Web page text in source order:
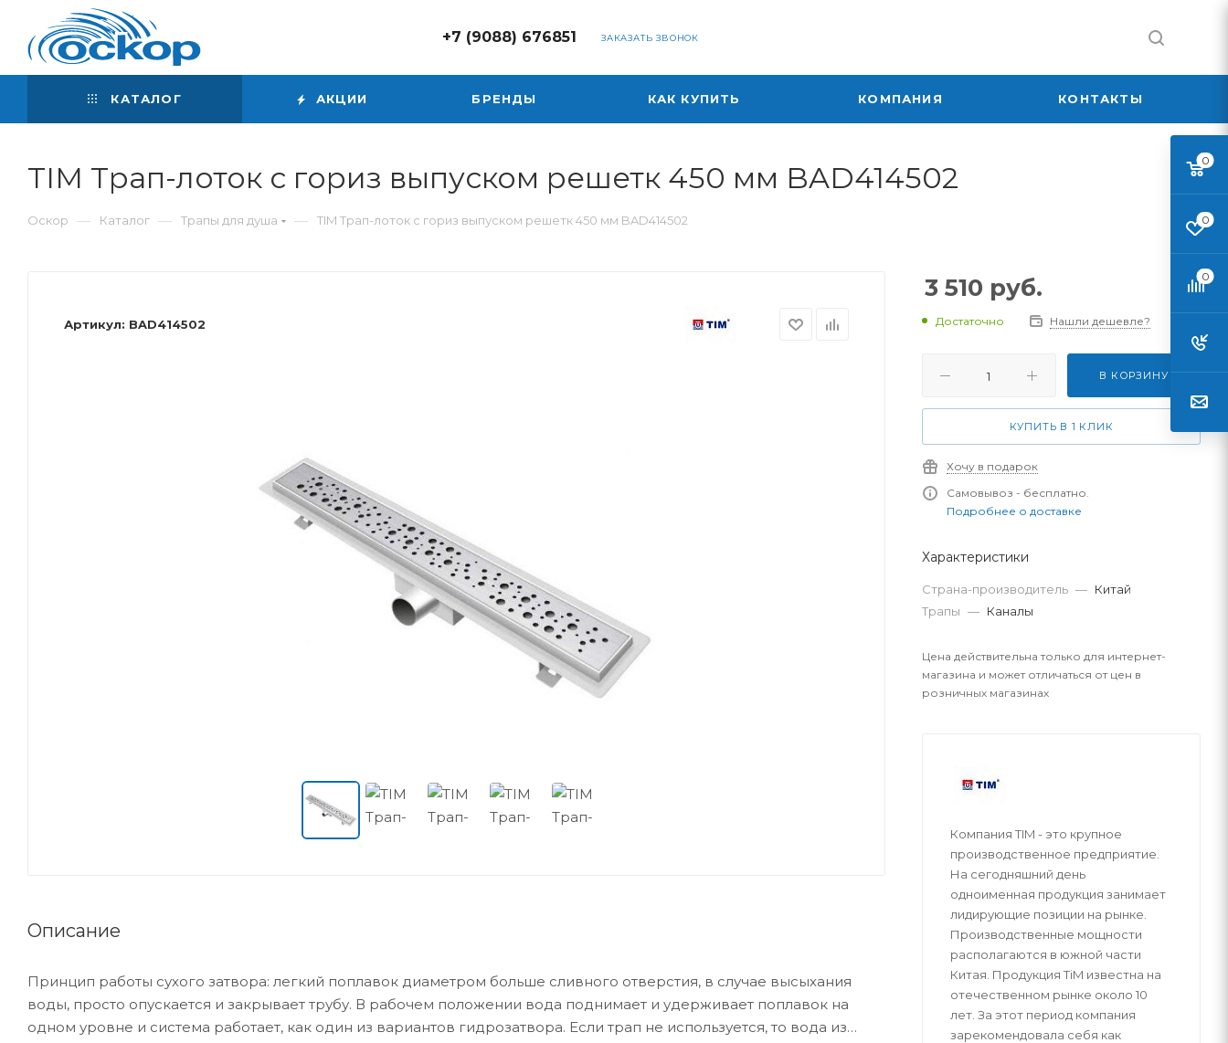
+7 (9088) 676851 ЗАКАЗАТЬ ЗВОНОК
КАТАЛОГ АКЦИИ БРЕНДЫ КАК КУПИТЬ КОМПАНИЯ КОНТАКТЫ
TIM Трап-лоток с гориз выпуском решетк 450 мм BAD414502
Оскор — Каталог — Трапы для душа — TIM Трап-лоток с гориз выпуском решетк 450 мм BAD414502
Артикул: BAD414502
Описание
Принцип работы сухого затвора: легкий поплавок диаметром больше сливного отверстия, в случае высыхания
воды, просто опускается и закрывает трубу. В рабочем положении вода поднимает и удерживает поплавок на
одном уровне и система работает, как один из вариантов гидрозатвора. Если трап не используется, то вода из
3 510 руб.
Достаточно Нашли дешевле?
В КОРЗИНУ
КУПИТЬ В 1 КЛИК
Хочу в подарок
Самовывоз - бесплатно.
Подробнее о доставке
Характеристики
Страна-производитель — Китай
Трапы — Каналы
Цена действительна только для интернет-
магазина и может отличаться от цен в
розничных магазинах
Компания TIM - это крупное
производственное предприятие.
На сегодняшний день
одноименная продукция занимает
лидирующие позиции на рынке.
Производственные мощности
располагаются в южной части
Китая. Продукция ТiM известна на
отечественном рынке около 10
лет. За этот период компания
зарекомендовала себя как
0
0
0